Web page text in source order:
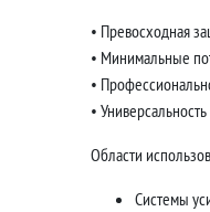
• Превосходная
• Минимальные
•
•
Области
Системы